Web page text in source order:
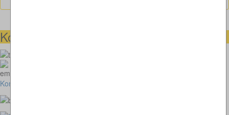
Kontaktmöglichkeiten
Kontakt